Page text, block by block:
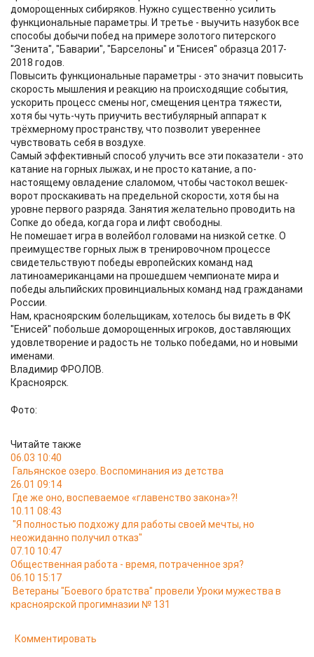
доморощенных сибиряков. Нужно существенно усилить
функциональные параметры. И третье - выучить назубок все
способы добычи побед на примере золотого питерского
"Зенита", "Баварии", "Барселоны" и "Енисея" образца 2017-
2018 годов.
Повысить функциональные параметры - это значит повысить
скорость мышления и реакцию на происходящие события,
ускорить процесс смены ног, смещения центра тяжести,
хотя бы чуть-чуть приучить вестибулярный аппарат к
трёхмерному пространству, что позволит увереннее
чувствовать себя в воздухе.
Самый эффективный способ улучить все эти показатели - это
катание на горных лыжах, и не просто катание, а по-
настоящему овладение слаломом, чтобы частокол вешек-
ворот проскакивать на предельной скорости, хотя бы на
уровне первого разряда. Занятия желательно проводить на
Сопке до обеда, когда гора и лифт свободны.
Не помешает игра в волейбол головами на низкой сетке. О
преимуществе горных лыж в тренировочном процессе
свидетельствуют победы европейских команд над
латиноамериканцами на прошедшем чемпионате мира и
победы альпийских провинциальных команд над гражданами
России.
Нам, красноярским болельщикам, хотелось бы видеть в ФК
"Енисей" побольше доморощенных игроков, доставляющих
удовлетворение и радость не только победами, но и новыми
именами.
Владимир ФРОЛОВ.
Красноярск.
Фото:
Читайте также
06.03 10:40
Гальянское озеро. Воспоминания из детства
26.01 09:14
Где же оно, воспеваемое «главенство закона»?!
10.11 08:43
"Я полностью подхожу для работы своей мечты, но
неожиданно получил отказ"
07.10 10:47
Общественная работа - время, потраченное зря?
06.10 15:17
Ветераны "Боевого братства" провели Уроки мужества в
красноярской прогимназии № 131
Комментировать